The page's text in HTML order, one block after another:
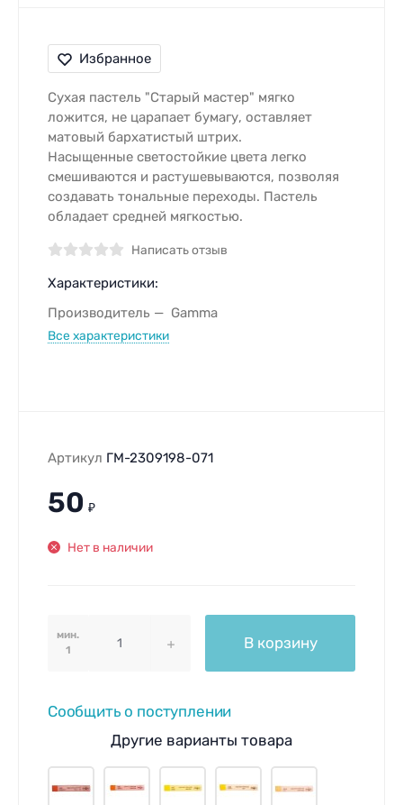
Избранное
Сухая пастель "Старый мастер" мягко
ложится, не царапает бумагу, оставляет
матовый бархатистый штрих.
Насыщенные светостойкие цвета легко
смешиваются и растушевываются, позволяя
создавать тональные переходы. Пастель
обладает средней мягкостью.
Написать отзыв
Характеристики:
Производитель
Gamma
Все характеристики
Артикул ГМ-2309198-071
50 ₽
Нет в наличии
мин.
1
В корзину
Сообщить о поступлении
Другие варианты товара